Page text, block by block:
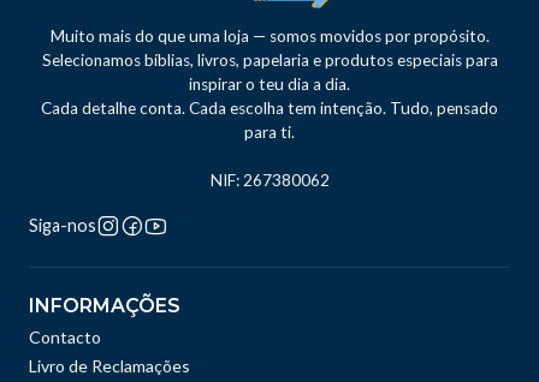
Muito mais do que uma loja — somos movidos por propósito.
Selecionamos bíblias, livros, papelaria e produtos especiais para
inspirar o teu dia a dia.
Cada detalhe conta. Cada escolha tem intenção. Tudo, pensado
para ti.
NIF: 267380062
Siga-nos
INFORMAÇÕES
Contacto
Livro de Reclamações